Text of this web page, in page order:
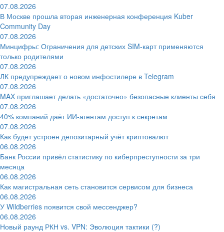
07.08.2026
В Москве прошла вторая инженерная конференция Kuber
Community Day
07.08.2026
Минцифры: Ограничения для детских SIM-карт применяются
только родителями
07.08.2026
ЛК предупреждает о новом инфостилере в Telegram
07.08.2026
MAX приглашает делать «достаточно» безопасные клиенты себя
07.08.2026
40% компаний даёт ИИ‑агентам доступ к секретам
07.08.2026
Как будет устроен депозитарный учёт криптовалют
06.08.2026
Банк России привёл статистику по киберпреступности за три
месяца
06.08.2026
Как магистральная сеть становится сервисом для бизнеса
06.08.2026
У Wildberries появится свой мессенджер?
06.08.2026
Новый раунд РКН vs. VPN: Эволюция тактики (?)